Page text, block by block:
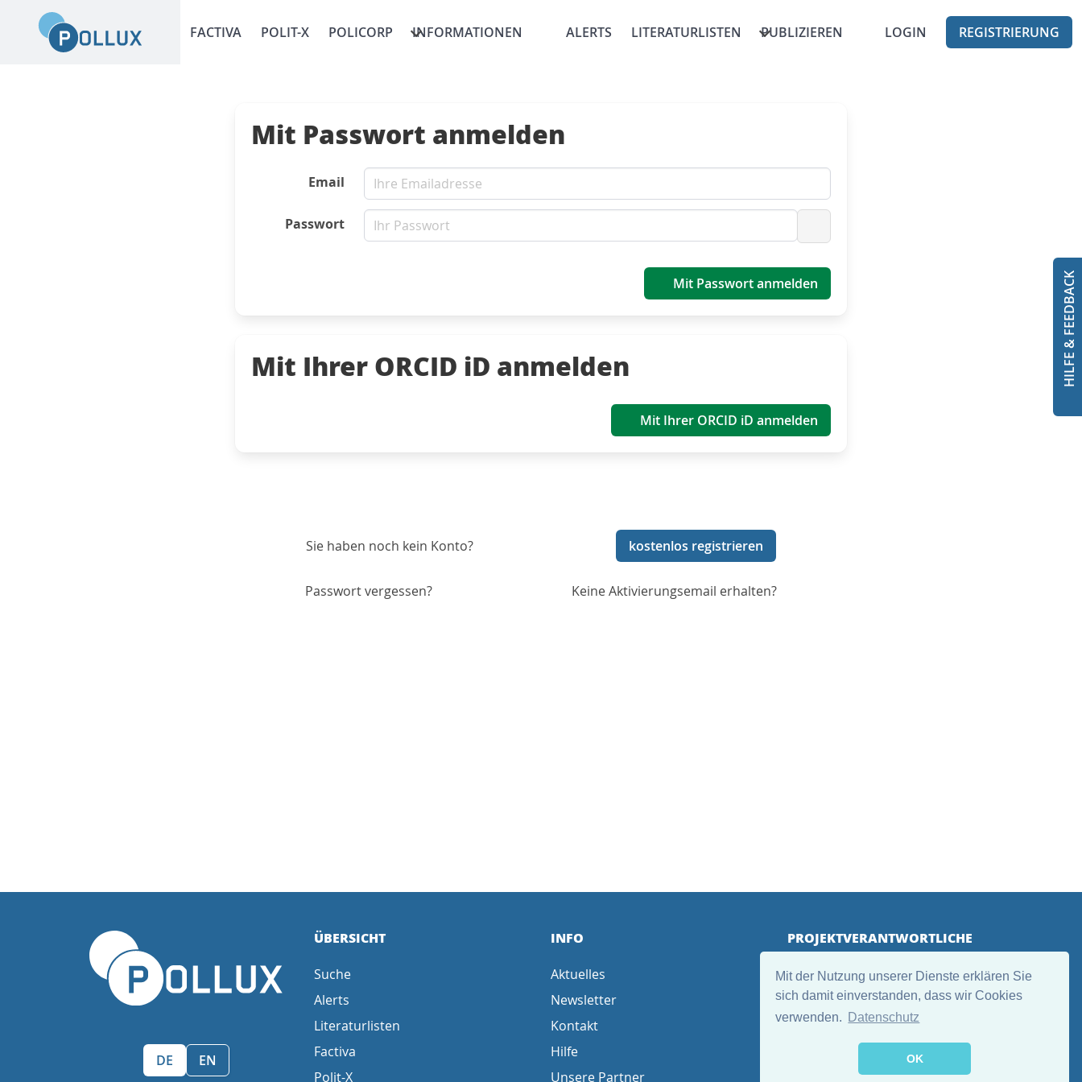
Mit der Nutzung unserer Dienste erklären Sie
sich damit einverstanden, dass wir Cookies
verwenden.
Datenschutz
OK
FACTIVA POLIT-X POLICORP INFORMATIONEN ALERTS LITERATURLISTEN PUBLIZIEREN LOGIN REGISTRIERUNG
HILFE & FEEDBACK
Mit Passwort anmelden
Email
Passwort
Passwort anzeigen
Mit Passwort anmelden
Mit Ihrer ORCID iD anmelden
Mit Ihrer ORCID iD anmelden
Sie haben noch kein Konto? kostenlos registrieren
Passwort vergessen? Keine Aktivierungsemail erhalten?
Sprache wählen/Select language
DE EN
ÜBERSICHT
Suche
Alerts
Literaturlisten
Factiva
Polit-X
INFO
Aktuelles
Newsletter
Kontakt
Hilfe
Unsere Partner
PROJEKTVERANTWORTLICHE